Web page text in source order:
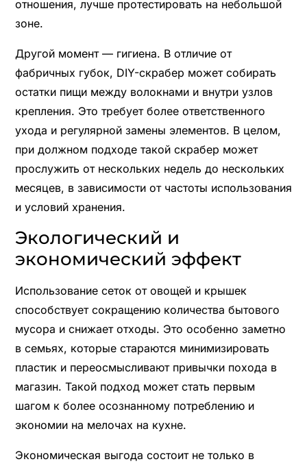
отношения, лучше протестировать на небольшой
зоне.
Другой момент — гигиена. В отличие от
фабричных губок, DIY-скрабер может собирать
остатки пищи между волокнами и внутри узлов
крепления. Это требует более ответственного
ухода и регулярной замены элементов. В целом,
при должном подходе такой скрабер может
прослужить от нескольких недель до нескольких
месяцев, в зависимости от частоты использования
и условий хранения.
Экологический и
экономический эффект
Использование сеток от овощей и крышек
способствует сокращению количества бытового
мусора и снижает отходы. Это особенно заметно
в семьях, которые стараются минимизировать
пластик и переосмысливают привычки похода в
магазин. Такой подход может стать первым
шагом к более осознанному потреблению и
экономии на мелочах на кухне.
Экономическая выгода состоит не только в